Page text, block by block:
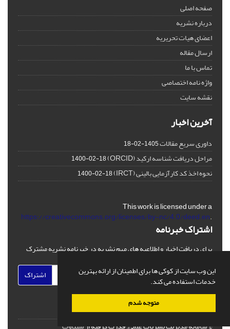
این وب سایت از کوکی ها برای اطمینان از ارائه بهترین
خدمات استفاده می کند.
متوجه شدم
صفحه اصلی
درباره نشریه
اعضای هیات تحریریه
ارسال مقاله
تماس با ما
واژه نامه اختصاصی
نقشه سایت
آخرین اخبار
داوری سریع مقالات1405-02-18
مراحل دریافت شناسه ارکید (ORCID) 1400-02-18
نحوه اخذ کد کارآزمایی بالینی (IRCT) 1400-02-18
This work is licensed under a
https://creativecommons.org/licenses/by-nc/4.0/deed.en.
اشتراک خبرنامه
برای دریافت اخبار و اطلاعیه های مهم نشریه در خبرنامه نشریه مشترک
اشتراک